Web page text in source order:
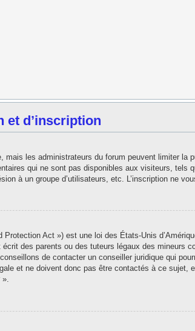
et d’inscription
mais les administrateurs du forum peuvent limiter
qui ne sont pas disponibles aux visiteurs, tels
à un groupe d’utilisateurs, etc. L’inscription ne
Protection Act ») est une loi des États-Unis
des parents ou des tuteurs légaux des mineurs
de contacter un conseiller juridique qui
et ne doivent donc pas être contactés à ce
».